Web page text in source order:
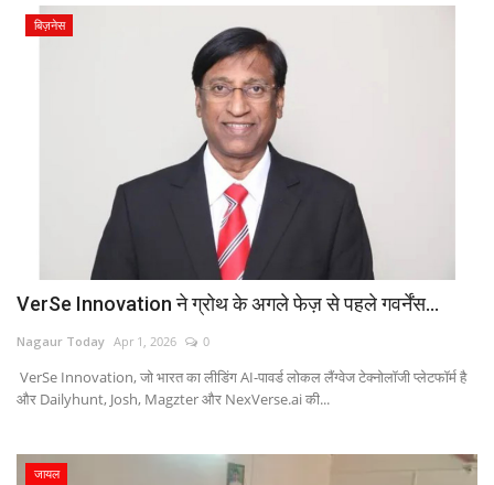
बिज़नेस
VerSe Innovation ने ग्रोथ के अगले फेज़ से पहले गवर्नेंस...
Nagaur Today Apr 1, 2026 0
VerSe Innovation, जो भारत का लीडिंग AI-पावर्ड लोकल लैंग्वेज टेक्नोलॉजी प्लेटफॉर्म है
और Dailyhunt, Josh, Magzter और NexVerse.ai की...
जायल